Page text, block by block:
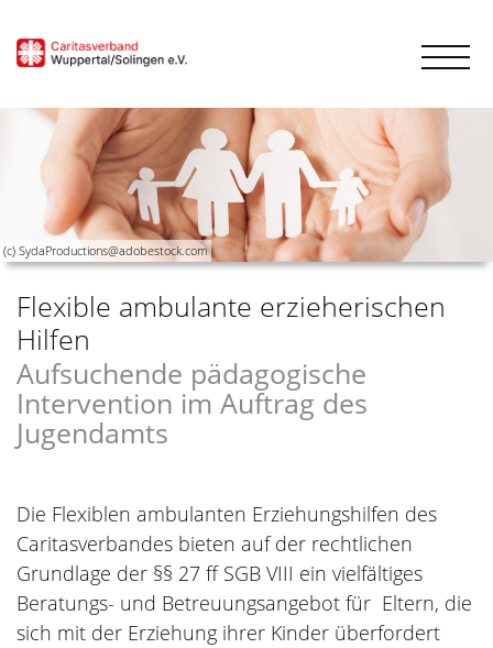
(c) SydaProductions@adobestock.com
Flexible ambulante erzieherischen
Hilfen
Aufsuchende pädagogische
Intervention im Auftrag des
Jugendamts
Die Flexiblen ambulanten Erziehungshilfen des
Caritasverbandes bieten auf der rechtlichen
Grundlage der §§ 27 ff SGB VIII ein vielfältiges
Beratungs- und Betreuungsangebot für Eltern, die
sich mit der Erziehung ihrer Kinder überfordert